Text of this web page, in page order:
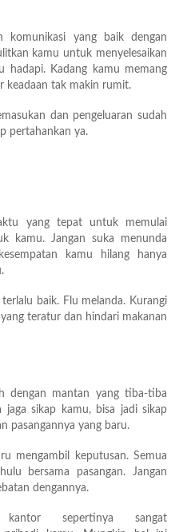
komunikasi yang baik dengan
kamu untuk menyelesaikan
hadapi. Kadang kamu memang
keadaan tak makin rumit.
dan pengeluaran sudah
pertahankan ya.
yang tepat untuk memulai
kamu. Jangan suka menunda
kamu hilang hanya
baik. Flu melanda. Kurangi
teratur dan hindari makanan
dengan mantan yang tiba-tiba
jaga sikap kamu, bisa jadi sikap
pasangannya yang baru.
mengambil keputusan. Semua
bersama pasangan. Jangan
dengannya.
kantor sepertinya sangat